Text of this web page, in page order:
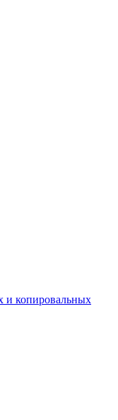
и копировальных